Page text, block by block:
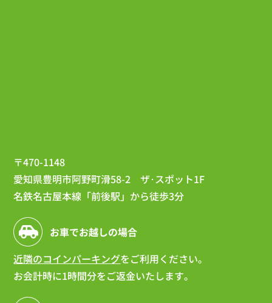
〒470-1148
愛知県豊明市阿野町滑58-2 ザ･スポット1F
名鉄名古屋本線「前後駅」から徒歩3分
お車でお越しの場合
近隣のコインパーキングをご利用ください。
お会計時に1時間分をご返金いたします。